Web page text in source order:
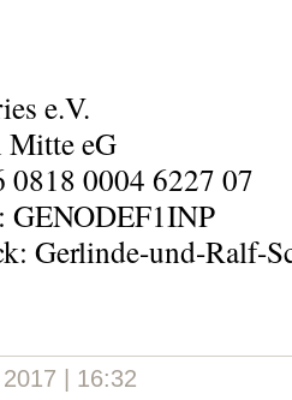
e.V.
Mitte eG
0004 6227 07
GENODEF1INP
Gerlinde-und-Ralf-
| 16:32